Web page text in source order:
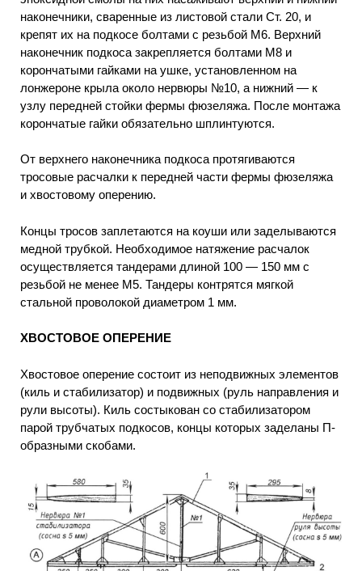
наконечники, сваренные из листовой стали Ст. 20, и
крепят их на подкосе болтами с резьбой М6. Верхний
наконечник подкоса закрепляется болтами М8 и
корончатыми гайками на ушке, установленном на
лонжероне крыла около нервюры №10, а нижний — к
узлу передней стойки фермы фюзеляжа. После монтажа
корончатые гайки обязательно шплинтуются.
От верхнего наконечника подкоса протягиваются
тросовые расчалки к передней части фермы фюзеляжа
и хвостовому оперению.
Концы тросов заплетаются на коуши или заделываются
медной трубкой. Необходимое натяжение расчалок
осуществляется тандерами длиной 100 — 150 мм с
резьбой не менее М5. Тандеры контрятся мягкой
стальной проволокой диаметром 1 мм.
ХВОСТОВОЕ ОПЕРЕНИЕ
Хвостовое оперение состоит из неподвижных элементов
(киль и стабилизатор) и подвижных (руль направления и
рули высоты). Киль состыкован со стабилизатором
парой трубчатых подкосов, концы которых заделаны П-
образными скобами.